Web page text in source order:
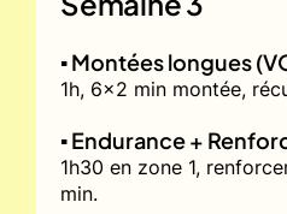
▪️ Montées longues
1h, 6x2 min montée,
▪️ Endurance +
1h30 en zone 1,
min.